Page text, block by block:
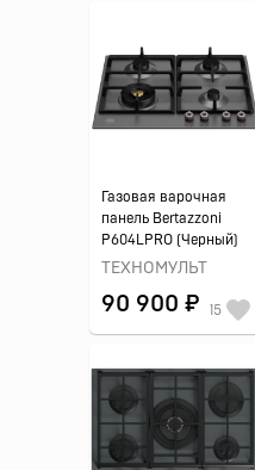
Газовая варочная
панель Bertazzoni
P604LPRO (Черный)
ТЕХНОМУЛЬТ
90 900 ₽ 15